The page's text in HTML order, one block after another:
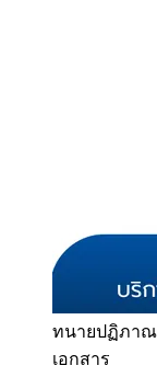
ทนายปฏิภาณ
เอกสาร